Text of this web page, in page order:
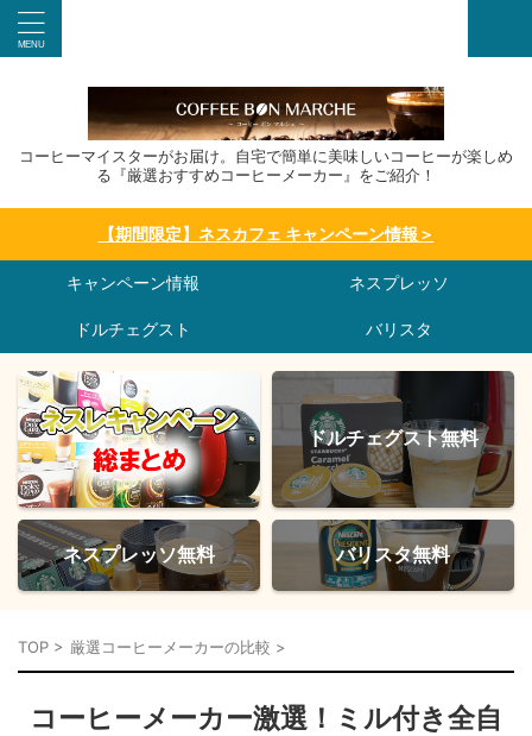
コーヒーマイスターがお届け。自宅で簡単に美味しいコーヒーが楽しめ
る『厳選おすすめコーヒーメーカー』をご紹介！
【期間限定】ネスカフェ キャンペーン情報＞
キャンペーン情報 ネスプレッソ
ドルチェグスト バリスタ
ドルチェグスト無料
ネスプレッソ無料 バリスタ無料
TOP > 厳選コーヒーメーカーの比較 >
コーヒーメーカー激選！ミル付き全自